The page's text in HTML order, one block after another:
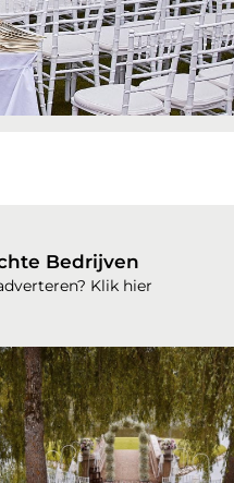
Bedrijven
Klik hier